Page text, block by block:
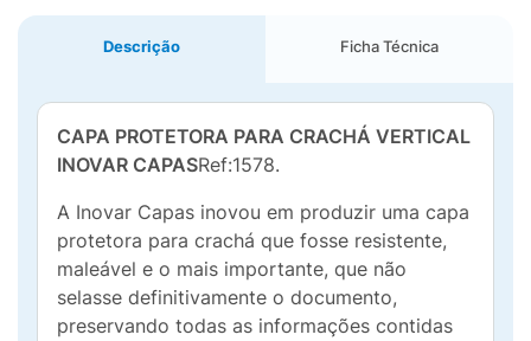
Descrição Ficha Técnica
CAPA PROTETORA PARA CRACHÁ VERTICAL
INOVAR CAPASRef:1578.
A Inovar Capas inovou em produzir uma capa
protetora para crachá que fosse resistente,
maleável e o mais importante, que não
selasse definitivamente o documento,
preservando todas as informações contidas